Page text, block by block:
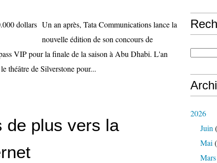
Un an après, Tata Communications lance la
nouvelle édition de son concours de
VIP pour la finale de la saison à Abu Dhabi. L'an
théâtre de Silverstone pour...
de plus vers la
2026
Juin
Mai
Mars